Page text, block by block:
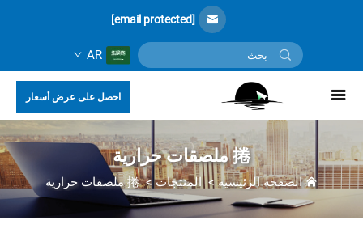
[email protected]
AR
احصل على عرض أسعار
捲 ملصقات حرارية
الصفحة الرئيسية>المنتجات>捲 ملصقات حرارية